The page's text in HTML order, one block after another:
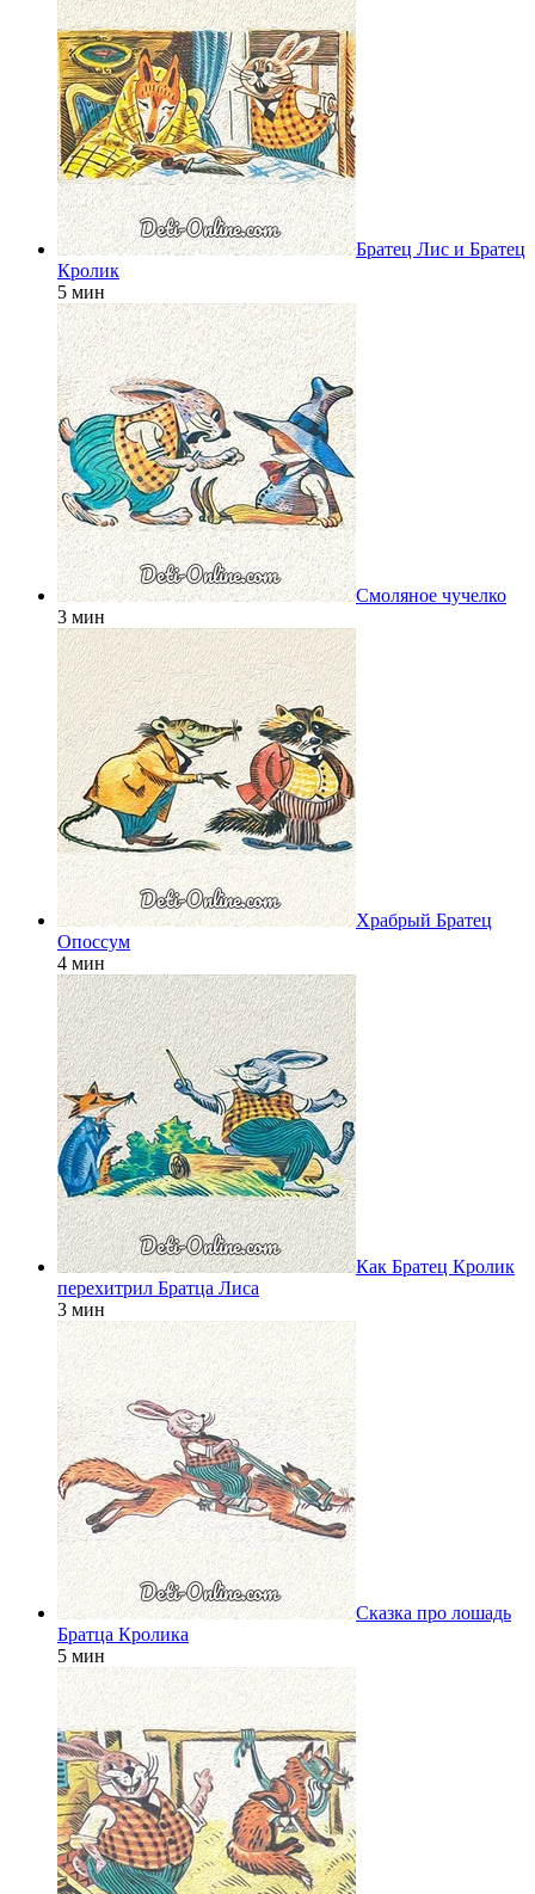
Братец Лис и Братец
Кролик
5 мин
Смоляное чучелко
3 мин
Храбрый Братец
Опоссум
4 мин
Как Братец Кролик
перехитрил Братца Лиса
3 мин
Сказка про лошадь
Братца Кролика
5 мин